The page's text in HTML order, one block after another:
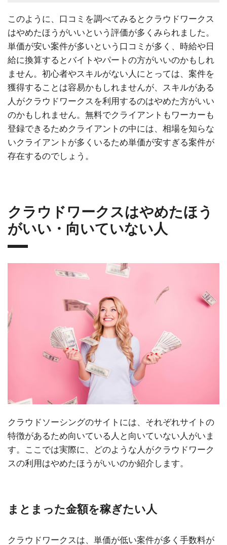
このように、口コミを調べてみるとクラウドワークス
はやめたほうがいいという評価が多くみられました。
単価が安い案件が多いという口コミが多く、時給や日
給に換算するとバイトやパートの方がいいのかもしれ
ません。初心者やスキルがない人にとっては、案件を
獲得することは容易かもしれませんが、スキルがある
人がクラウドワークスを利用するのはやめた方がいい
のかもしれません。無料でクライアントもワーカーも
登録できるためクライアントの中には、相場を知らな
いクライアントが多くいるため単価が安すぎる案件が
存在するのでしょう。
クラウドワークスはやめたほう
がいい・向いていない人
クラウドソーシングのサイトには、それぞれサイトの
特徴があるため向いている人と向いていない人がいま
す。ここでは実際に、どのような人がクラウドワーク
スの利用はやめたほうがいいのか紹介します。
まとまった金額を稼ぎたい人
クラウドワークスは、単価が低い案件が多く手数料が